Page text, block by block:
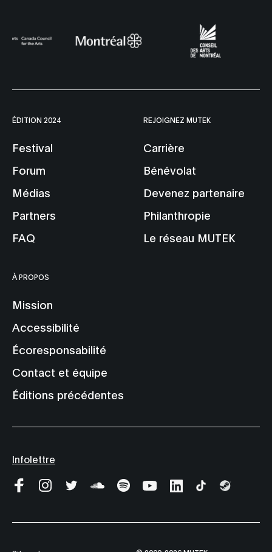
ÉDITION 2024
Festival
Forum
Médias
Partners
FAQ
REJOIGNEZ MUTEK
Carrière
Bénévolat
Devenez partenaire
Philanthropie
Le réseau MUTEK
À PROPOS
Mission
Accessibilité
Écoresponsabilité
Contact et équipe
Éditions précédentes
Infolettre